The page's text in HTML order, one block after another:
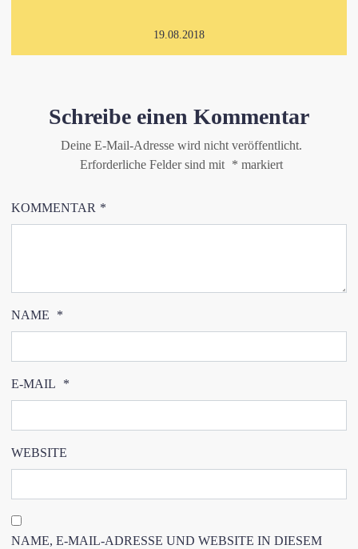
19.08.2018
Schreibe einen Kommentar
Deine E-Mail-Adresse wird nicht veröffentlicht.
Erforderliche Felder sind mit * markiert
KOMMENTAR *
NAME *
E-MAIL *
WEBSITE
NAME, E-MAIL-ADRESSE UND WEBSITE IN DIESEM